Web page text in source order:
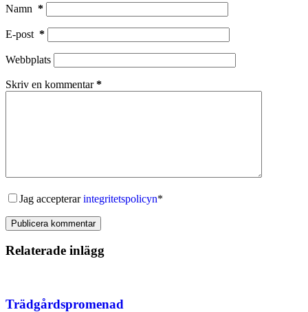
Namn *
E-post *
Webbplats
Skriv en kommentar*
Jag accepterarintegritetspolicyn*
Publicera kommentar
Relaterade inlägg
Trädgårdspromenad